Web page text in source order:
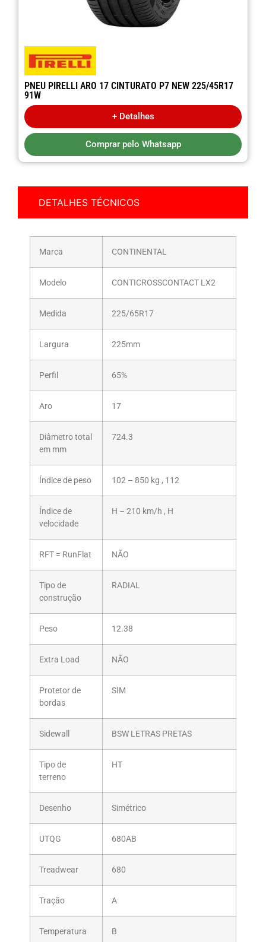
PNEU PIRELLI ARO 17 CINTURATO P7 NEW 225/45R17
91W
+ Detalhes
Comprar pelo Whatsapp
DETALHES TÉCNICOS
Marca CONTINENTAL
Modelo CONTICROSSCONTACT LX2
Medida 225/65R17
Largura 225mm
Perfil 65%
Aro 17
Diâmetro total
em mm
724.3
Índice de peso 102 – 850 kg , 112
Índice de
velocidade
H – 210 km/h , H
RFT = RunFlat NÃO
Tipo de
construção
RADIAL
Peso 12.38
Extra Load NÃO
Protetor de
bordas
SIM
Sidewall BSW LETRAS PRETAS
Tipo de
terreno
HT
Desenho Simétrico
UTQG 680AB
Treadwear 680
Tração A
Temperatura B